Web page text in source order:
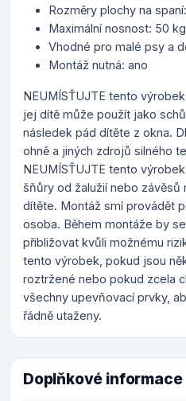
Rozměry plochy na
Maximální nosnost: 50 kg
Vhodné pro malé psy a
Montáž nutná: ano
NEUMÍSŤUJTE tento
jej dítě může použít jako
následek pád dítěte z okna.
ohně a jiných zdrojů silného
NEUMÍSŤUJTE tento
šňůry od žalužií nebo
dítěte. Montáž smí provádět
osoba. Během montáže by
přibližovat kvůli možnému
tento výrobek, pokud jsou
roztržené nebo pokud zcela
všechny upevňovací prvky,
řádně utaženy.
Doplňkové informace